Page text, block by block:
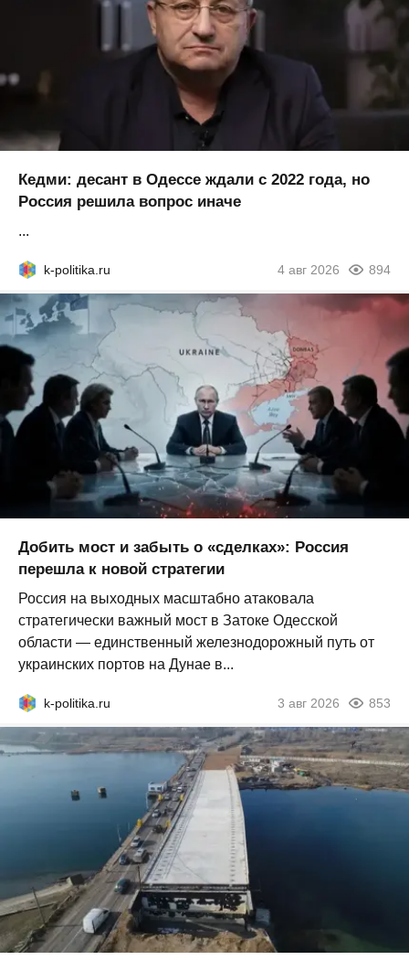
Кедми: десант в Одессе ждали с 2022 года, но
Россия решила вопрос иначе
...
k-politika.ru 4 авг 2026 894
Добить мост и забыть о «сделках»: Россия
перешла к новой стратегии
Россия на выходных масштабно атаковала
стратегически важный мост в Затоке Одесской
области — единственный железнодорожный путь от
украинских портов на Дунае в...
k-politika.ru 3 авг 2026 853